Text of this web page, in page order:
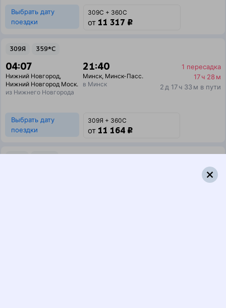
Выбрать дату
поездки
309С + 360С
от 11 317 ₽
309Я 359*С
04:07
Нижний Новгород,
Нижний Новгород Моск.
из Нижнего Новгорода
21:40
Минск, Минск-Пасс.
в Минск
1 пересадка
17 ч 28 м
2 д 17 ч 33 м в пути
Выбрать дату
поездки
309Я + 360С
от 11 164 ₽
1 пересадка
17 ч 28 м